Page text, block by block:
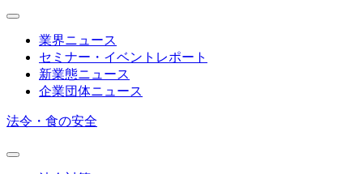
業界ニュース
セミナー・イベントレポート
新業態ニュース
企業団体ニュース
法令・食の安全